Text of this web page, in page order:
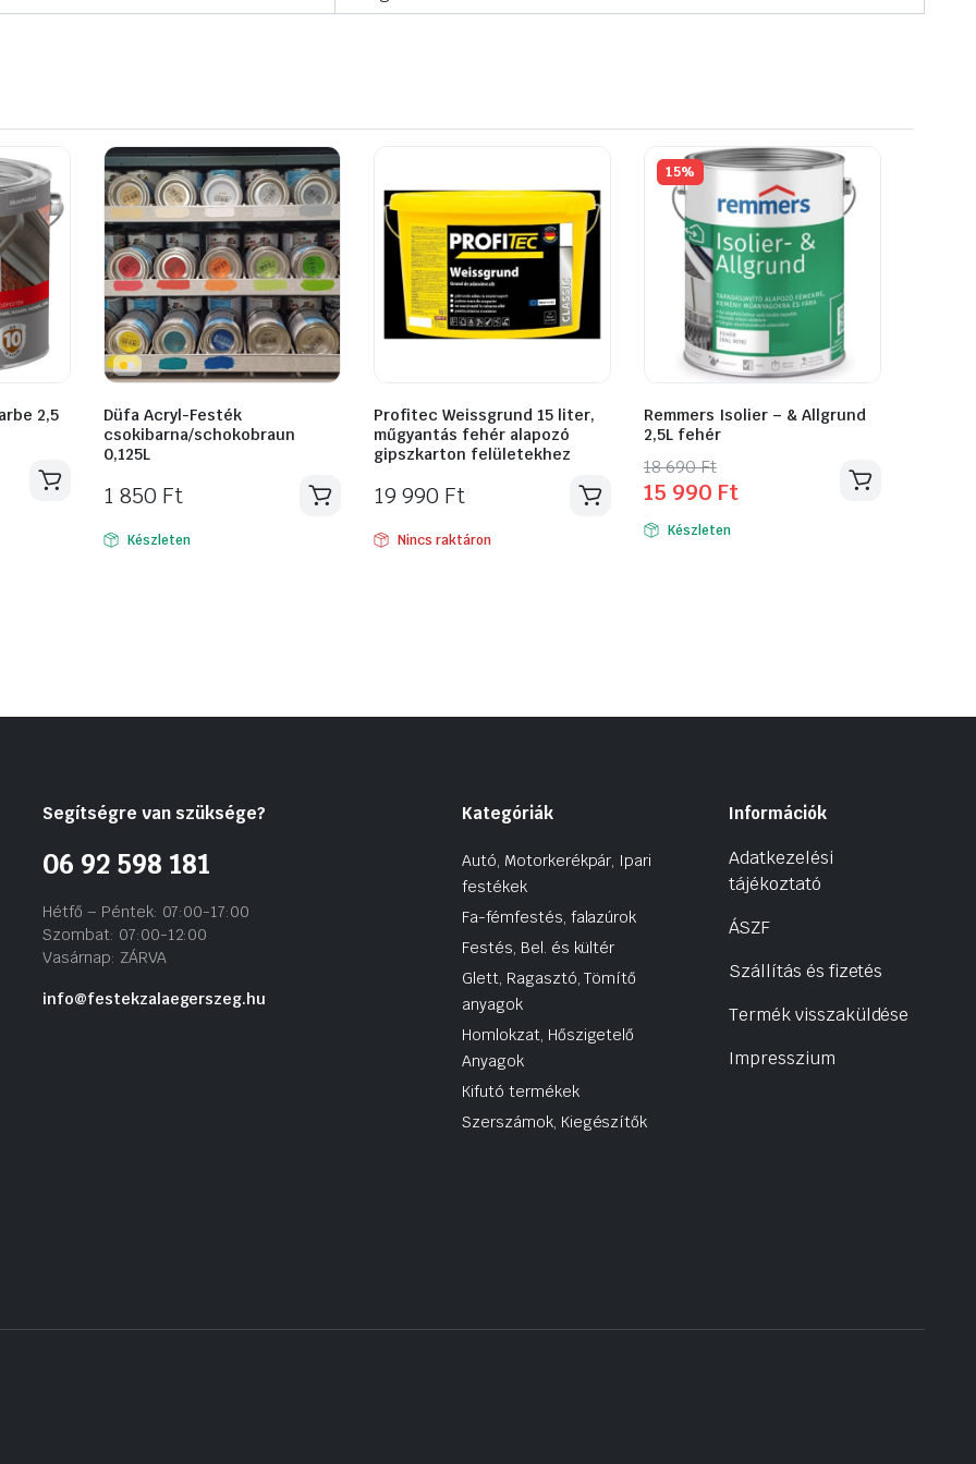
2,5
Düfa Acryl-Festék
csokibarna/schokobraun
0,125L
1 850 Ft
Készleten
Profitec Weissgrund 15 liter,
műgyantás fehér alapozó
gipszkarton felületekhez
19 990 Ft
Nincs raktáron
15%
Remmers Isolier – & Allgrund
2,5L fehér
18 690Ft
Original
price
was:
15 990 Ft
Current
price
is: Készleten
Segítségre van szüksége?
06 92 598 181
Hétfő – Péntek: 07:00-17:00
Szombat: 07:00-12:00
Vasárnap: ZÁRVA
info@festekzalaegerszeg.hu
Kategóriák
Autó, Motorkerékpár, Ipari
festékek
Fa-fémfestés, falazúrok
Festés, Bel. és kültér
Glett, Ragasztó, Tömítő
anyagok
Homlokzat, Hőszigetelő
Anyagok
Kifutó termékek
Szerszámok, Kiegészítők
Információk
Adatkezelési
tájékoztató
ÁSZF
Szállítás és fizetés
Termék visszaküldése
Impresszium